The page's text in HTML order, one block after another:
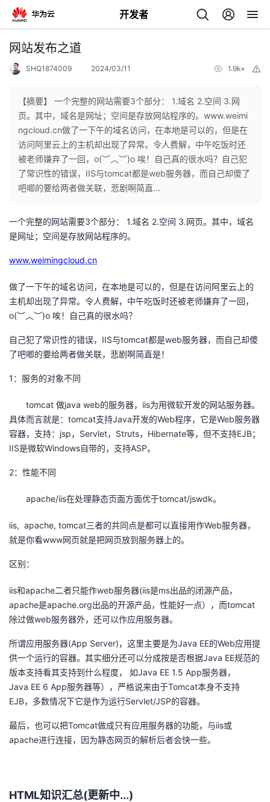
开发者
返
个
人
页
我
开
发
者
我
的
博
客
我
的
论
坛
我
的
圈
我
的
我
动
关
的
开
发
者
学
堂
我
的
课
程
我
的
认
证
我
的
实
我
的
我
的
Programs
我
的
支
持
我
的
技
持
我
的
建
网站发布之道
SHQ1874009 2024/03/11 1.9k+
【摘要】 一个完整的网站需要3个部分： 1.域名 2.空间 3.网
页。其中，域名是网址；空间是存放网站程序的。www.weimi
ngcloud.cn做了一下午的域名访问，在本地是可以的，但是在
访问阿里云上的主机却出现了异常。令人费解，中午吃饭时还
被老师嫌弃了一回，o(︶︿︶)o 唉！自己真的很水吗？自己犯
了常识性的错误，IIS与tomcat都是web服务器，而自己却傻了
吧唧的要给两者做关联，悲剧啊简直...
一个完整的网站需要3个部分： 1.域名 2.空间 3.网页。其中，域名
是网址；空间是存放网站程序的。
www.weimingcloud.cn
做了一下午的域名访问，在本地是可以的，但是在访问阿里云上的
主机却出现了异常。令人费解，中午吃饭时还被老师嫌弃了一回，
o(︶︿︶)o 唉！自己真的很水吗？
自己犯了常识性的错误，IIS与tomcat都是web服务器，而自己却傻
了吧唧的要给两者做关联，悲剧啊简直是！
1：服务的对象不同
tomcat 做java web的服务器，iis为用微软开发的网站服务器。
具体而言就是：tomcat支持Java开发的Web程序，它是Web服务器
容器，支持：jsp，Servlet，Struts，Hibernate等，但不支持EJB；
IIS是微软Windows自带的，支持ASP。
2：性能不同
apache/iis在处理静态页面方面优于tomcat/jswdk。
iis, apache, tomcat三者的共同点是都可以直接用作Web服务器，
就是你看www网页就是把网页放到服务器上的。
区别：
iis和apache二者只能作web服务器(iis是ms出品的闭源产品，
apache是apache.org出品的开源产品，性能好一点），而tomcat
除过做web服务器外，还可以作应用服务器。
所谓应用服务器(App Server)，这里主要是为Java EE的Web应用提
供一个运行的容器。其实细分还可以分成按是否根据Java EE规范的
版本支持看其支持到什么程度， 如Java EE 1.5 App服务器，
Java EE 6 App服务器等），严格说来由于Tomcat本身不支持
EJB，多数情况下它是作为运行Servlet/JSP的容器。
最后，也可以把Tomcat做成只有应用服务器的功能，与iis或
apache进行连接，因为静态网页的解析后者会快一些。
HTML知识汇总(更新中...)